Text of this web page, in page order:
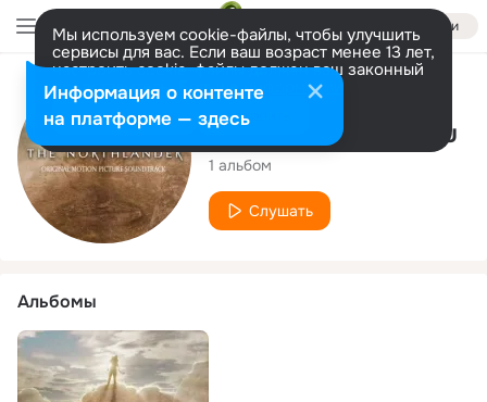
Войти
Мы используем cookie-файлы, чтобы улучшить
сервисы для вас. Если ваш возраст менее 13 лет,
настроить cookie-файлы должен ваш законный
представитель. Больше информации
Разрешить все Настроить
Исполнитель
Michalis Andronikou
1 альбом
Слушать
Альбомы
Информация о контенте
на платформе — здесь